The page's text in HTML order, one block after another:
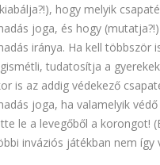
hogy melyik
joga, és hogy
iránya. Ha kell többször
tudatosítja a
is az addig védekező
joga, ha valamelyik
le a levegőből a korongot!
inváziós játékban nem így